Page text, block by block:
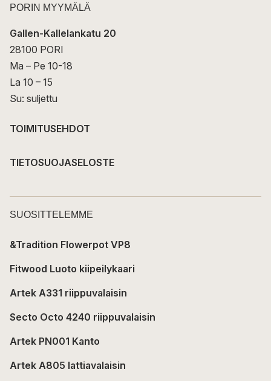
PORIN MYYMÄLÄ
Gallen-Kallelankatu 20
28100 PORI
Ma – Pe 10-18
La 10 – 15
Su: suljettu
TOIMITUSEHDOT
TIETOSUOJASELOSTE
SUOSITTELEMME
&Tradition Flowerpot VP8
Fitwood Luoto kiipeilykaari
Artek A331 riippuvalaisin
Secto Octo 4240 riippuvalaisin
Artek PN001 Kanto
Artek A805 lattiavalaisin